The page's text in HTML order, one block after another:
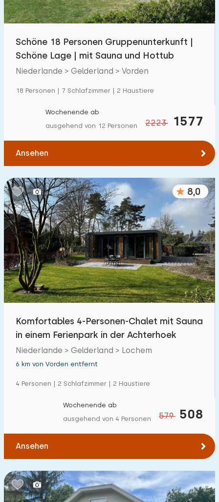
Unterkunft
Im Ferienpark
Einfamilienhaus
Ferienbauernhof
Ferienwohnung
Tiny house
Kinderfreundlich
Kindermöbel 1
Eingezäunter Garten 1
Spielgeräte im Garten 3
Hallenbad 2
Freibad 0
Kinderanimation
Kindereinrichtungen im Park
Zugänglichkeit
Rollstuhlgerecht
Schöne 18 Personen Gruppenunterkunft |
Schöne Lage | mit Sauna und Hottub
Niederlande > Gelderland > Vorden
18 Personen | 7 Schlafzimmer | 2 Haustiere
2223 1577
Wochenende ab
ausgehend von 12 Personen
Ansehen
8,0
Komfortables 4-Personen-Chalet mit Sauna
in einem Ferienpark in der Achterhoek
Niederlande > Gelderland > Lochem
6 km von Vorden entfernt
4 Personen | 2 Schlafzimmer | 2 Haustiere
579 508
Wochenende ab
ausgehend von 4 Personen
Ansehen